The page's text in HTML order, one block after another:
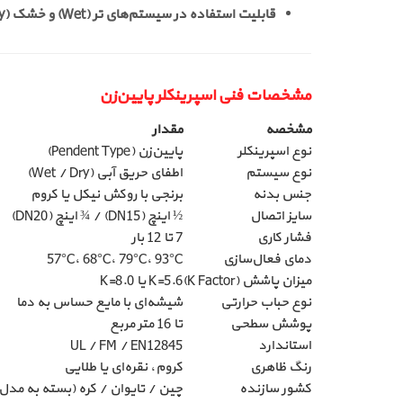
قابلیت استفاده در سیستم‌های تر (Wet) و خشک (Dry).
مشخصات فنی اسپرینکلر پایین‌زن
مشخصه
مقدار
نوع اسپرینکلر
پایین‌زن (Pendent Type)
نوع سیستم
اطفای حریق آبی (Wet / Dry)
جنس بدنه
برنجی با روکش نیکل یا کروم
سایز اتصال
½ اینچ (DN15) / ¾ اینچ (DN20)
فشار کاری
7 تا 12 بار
دمای فعال‌سازی
57°C، 68°C، 79°C، 93°C
میزان پاشش (K Factor)
K=5.6 یا K=8.0
نوع حباب حرارتی
شیشه‌ای با مایع حساس به دما
پوشش سطحی
تا 16 متر مربع
استاندارد
UL / FM / EN12845
رنگ ظاهری
کروم، نقره‌ای یا طلایی
کشور سازنده
چین / تایوان / کره (بسته به